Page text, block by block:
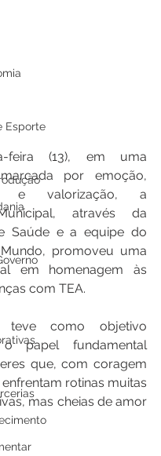
Esporte
feira (13), em uma
por emoção,
e valorização, a
através da
Saúde e a equipe do
promoveu uma
em homenagem às
com TEA.
teve como objetivo
o papel fundamental
que, com coragem
rotinas muitas
mas cheias de amor